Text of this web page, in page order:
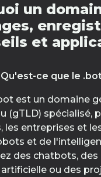
un
et
Qu'est-ce que le
est un domaine
(gTLD) spécialisé,
les entreprises et
et de
des chatbots,
ou des